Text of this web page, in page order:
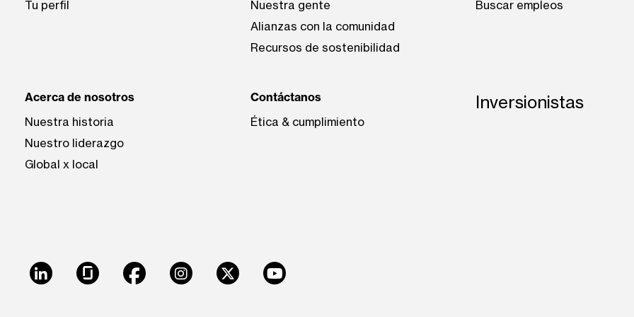
Tu perfil
Nuestra gente
Alianzas con la comunidad
Recursos de sostenibilidad
Buscar empleos
Acerca de nosotros
Nuestra historia
Nuestro liderazgo
Global x local
Contáctanos
Ética & cumplimiento
Inversionistas
LinkedInGlassdoorFacebookInstagram
X Youtube